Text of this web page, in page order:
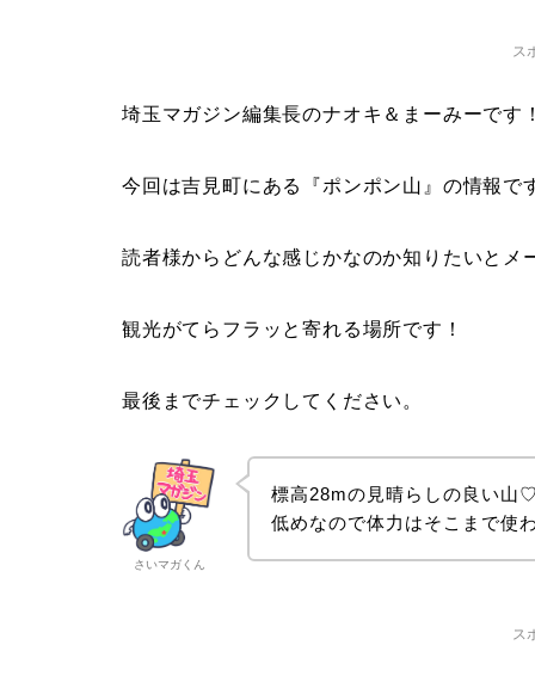
ス
埼玉マガジン編集長のナオキ＆まーみーです
今回は吉見町にある『ポンポン山』の情報で
読者様からどんな感じかなのか知りたいとメ
観光がてらフラッと寄れる場所です！
最後までチェックしてください。
さいマガくん
標高28mの見晴らしの良い山
低めなので体力はそこまで使
ス